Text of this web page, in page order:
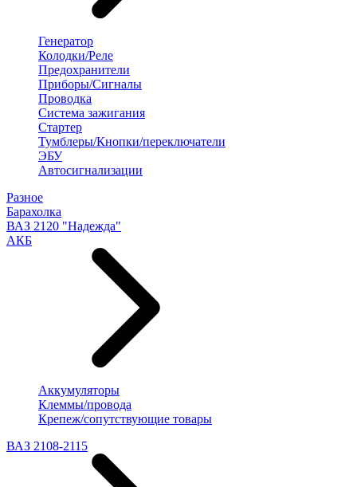
Генератор
Колодки/Реле
Предохранители
Приборы/Сигналы
Проводка
Система зажигания
Стартер
Тумблеры/Кнопки/переключатели
ЭБУ
Автосигнализации
Разное
Барахолка
ВАЗ 2120 "Надежда"
АКБ
Аккумуляторы
Клеммы/провода
Крепеж/сопутствующие товары
ВАЗ 2108-2115